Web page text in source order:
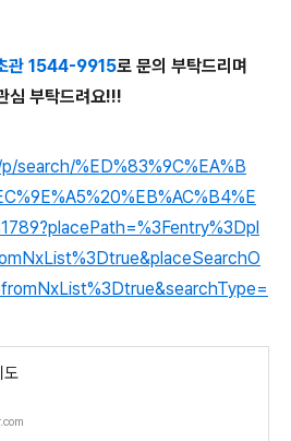
관 1544-9915로 문의 부탁드리며
심 부탁드려요!!!
search/%ED%83%9C%EA%B
도